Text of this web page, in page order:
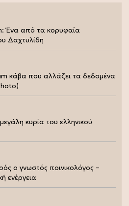
Ένα από τα κορυφαία
Δαχτυλίδη
κάβα που αλλάζει τα δεδομένα
κυρία του ελληνικού
ο γνωστός ποινικολόγος –
ενέργεια